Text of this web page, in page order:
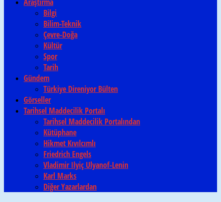
Bilgi
Bilim-Teknik
Çevre-Doğa
Kültür
Spor
Tarih
Gündem
Türkiye Direniyor Bülten
Görseller
Tarihsel Maddecilik Portalı
Tarihsel Maddecilik Portalından
Kütüphane
Hikmet Kıvılcımlı
Friedrich Engels
Vladimir Ilyiç Ulyanof-Lenin
Karl Marks
Diğer Yazarlardan